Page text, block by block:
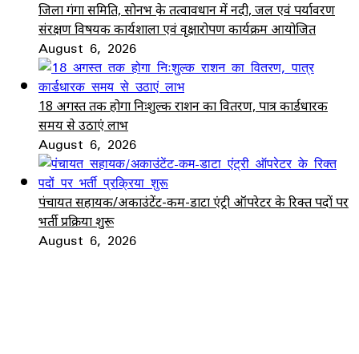
जिला गंगा समिति, सोनभद्र के तत्वावधान में नदी, जल एवं पर्यावरण
संरक्षण विषयक कार्यशाला एवं वृक्षारोपण कार्यक्रम आयोजित
August 6, 2026
18 अगस्त तक होगा निःशुल्क राशन का वितरण, पात्र कार्डधारक
समय से उठाएं लाभ
August 6, 2026
पंचायत सहायक/अकाउंटेंट-कम-डाटा एंट्री ऑपरेटर के रिक्त पदों पर
भर्ती प्रक्रिया शुरू
August 6, 2026